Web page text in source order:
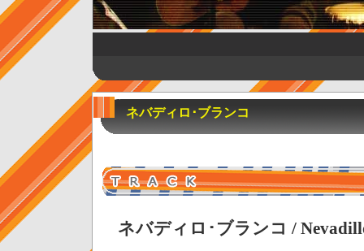
ネバディロ･ブランコ
ネバディロ･ブランコ /